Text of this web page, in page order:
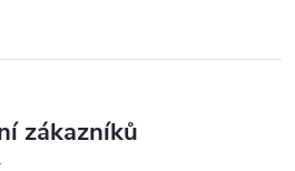
zákazníků